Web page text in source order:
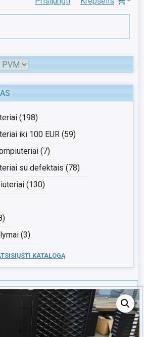
(198)
iki 100 EUR (59)
(7)
su defektais (78)
(130)
(3)
KATALOGĄ